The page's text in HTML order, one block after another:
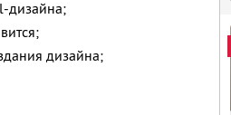
дизайна;
дизайна;